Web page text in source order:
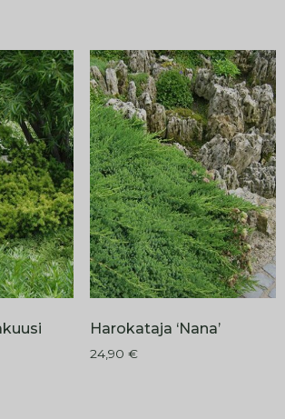
Harokataja ‘Nana’
24,90 €